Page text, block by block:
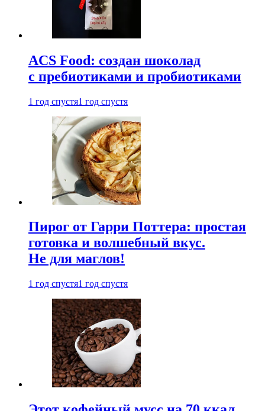
ACS Food: создан шоколад
с пребиотиками и пробиотиками
1 год спустя1 год спустя
Пирог от Гарри Поттера: простая
готовка и волшебный вкус.
Не для маглов!
1 год спустя1 год спустя